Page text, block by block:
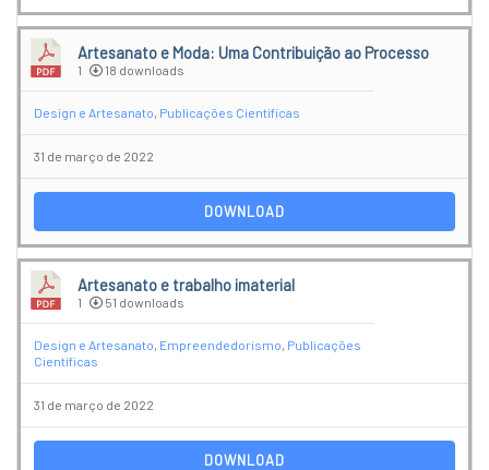
Artesanato e Moda: Uma Contribuição ao Processo
1 18 downloads
Design e Artesanato, Publicações Científicas
31 de março de 2022
DOWNLOAD
Artesanato e trabalho imaterial
1 51 downloads
Design e Artesanato, Empreendedorismo, Publicações
Científicas
31 de março de 2022
DOWNLOAD